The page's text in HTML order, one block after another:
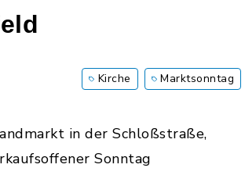
Kirche Marktsonntag
in der Schloßstraße,
Sonntag